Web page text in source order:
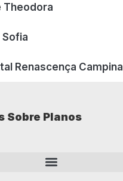
Theodora
Sofia
Renascença
Sobre Planos